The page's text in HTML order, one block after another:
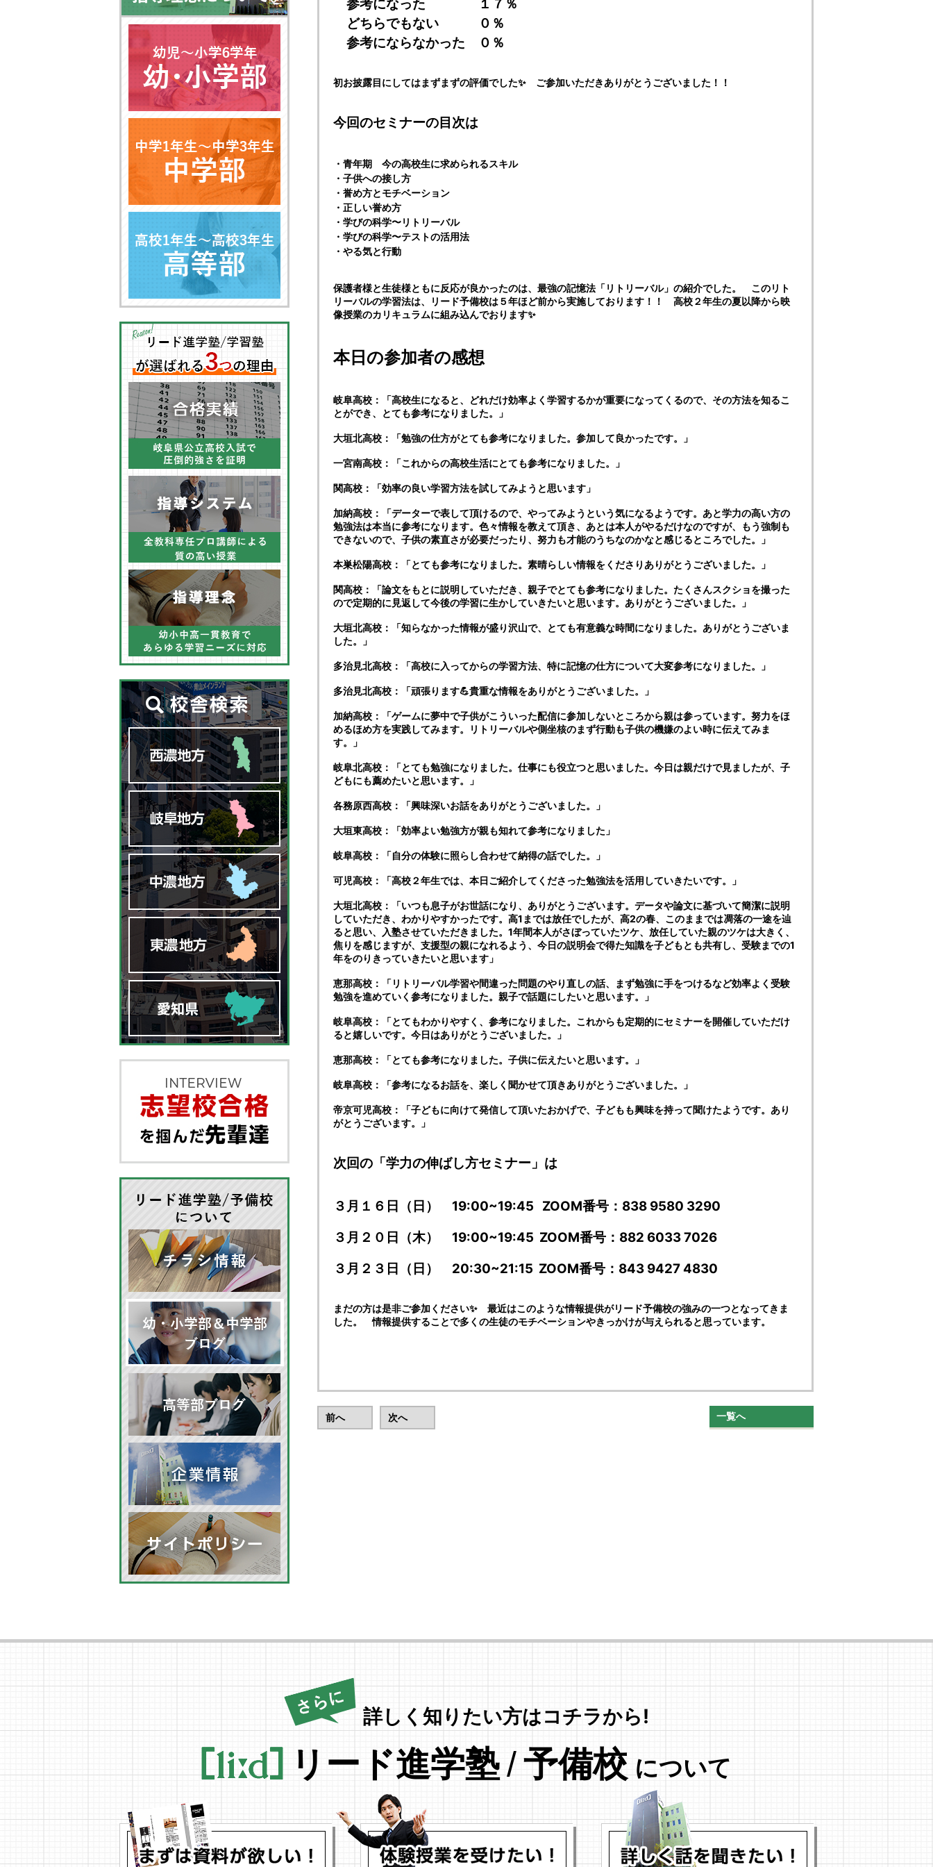
参考になった １７％
どちらでもない ０％
参考にならなかった ０％
初お披露目にしてはまずまずの評価でした✨ ご参加いただきありがとうございました！！
今回のセミナーの目次は
・青年期 今の高校生に求められるスキル
・子供への接し方
・誉め方とモチベーション
・正しい誉め方
・学びの科学〜リトリーバル
・学びの科学〜テストの活用法
・やる気と行動
保護者様と生徒様ともに反応が良かったのは、最強の記憶法「リトリーバル」の紹介でした。 このリト
リーバルの学習法は、リード予備校は５年ほど前から実施しております！！ 高校２年生の夏以降から映
像授業のカリキュラムに組み込んでおります✨
本日の参加者の感想
岐阜高校：「高校生になると、どれだけ効率よく学習するかが重要になってくるので、その方法を知るこ
とができ、とても参考になりました。」
大垣北高校：「勉強の仕方がとても参考になりました。参加して良かったです。」
一宮南高校：「これからの高校生活にとても参考になりました。」
関高校：「効率の良い学習方法を試してみようと思います」
加納高校：「データーで表して頂けるので、やってみようという気になるようです。あと学力の高い方の
勉強法は本当に参考になります。色々情報を教えて頂き、あとは本人がやるだけなのですが、もう強制も
できないので、子供の素直さが必要だったり、努力も才能のうちなのかなと感じるところでした。」
本巣松陽高校：「とても参考になりました。素晴らしい情報をくださりありがとうございました。」
関高校：「論文をもとに説明していただき、親子でとても参考になりました。たくさんスクショを撮った
ので定期的に見返して今後の学習に生かしていきたいと思います。ありがとうございました。」
大垣北高校：「知らなかった情報が盛り沢山で、とても有意義な時間になりました。ありがとうございま
した。」
多治見北高校：「高校に入ってからの学習方法、特に記憶の仕方について大変参考になりました。」
多治見北高校：「頑張ります💪貴重な情報をありがとうございました。」
加納高校：「ゲームに夢中で子供がこういった配信に参加しないところから親は参っています。努力をほ
めるほめ方を実践してみます。リトリーバルや側坐核のまず行動も子供の機嫌のよい時に伝えてみま
す。」
岐阜北高校：「とても勉強になりました。仕事にも役立つと思いました。今日は親だけで見ましたが、子
どもにも薦めたいと思います。」
各務原西高校：「興味深いお話をありがとうございました。」
大垣東高校：「効率よい勉強方が親も知れて参考になりました」
岐阜高校：「自分の体験に照らし合わせて納得の話でした。」
可児高校：「高校２年生では、本日ご紹介してくださった勉強法を活用していきたいです。」
大垣北高校：「いつも息子がお世話になり、ありがとうございます。データや論文に基づいて簡潔に説明
していただき、わかりやすかったです。高1までは放任でしたが、高2の春、このままでは凋落の一途を辿
ると思い、入塾させていただきました。1年間本人がさぼっていたツケ、放任していた親のツケは大きく、
焦りを感じますが、支援型の親になれるよう、今日の説明会で得た知識を子どもとも共有し、受験までの1
年をのりきっていきたいと思います」
恵那高校：「リトリーバル学習や間違った問題のやり直しの話、まず勉強に手をつけるなど効率よく受験
勉強を進めていく参考になりました。親子で話題にしたいと思います。」
岐阜高校：「とてもわかりやすく、参考になりました。これからも定期的にセミナーを開催していただけ
ると嬉しいです。今日はありがとうございました。」
恵那高校：「とても参考になりました。子供に伝えたいと思います。」
岐阜高校：「参考になるお話を、楽しく聞かせて頂きありがとうございました。」
帝京可児高校：「子どもに向けて発信して頂いたおかげで、子どもも興味を持って聞けたようです。あり
がとうございます。」
次回の「学力の伸ばし方セミナー」は
３月１６日（日） 19:00~19:45 ZOOM番号：838 9580 3290
３月２０日（木） 19:00~19:45 ZOOM番号：882 6033 7026
３月２３日（日） 20:30~21:15 ZOOM番号：843 9427 4830
まだの方は是非ご参加ください✨ 最近はこのような情報提供がリード予備校の強みの一つとなってきま
した。 情報提供することで多くの生徒のモチベーションやきっかけが与えられると思っています。
前へ 次へ 一覧へ
詳しく知りたい方はコチラから!
リード進学塾/予備校 について